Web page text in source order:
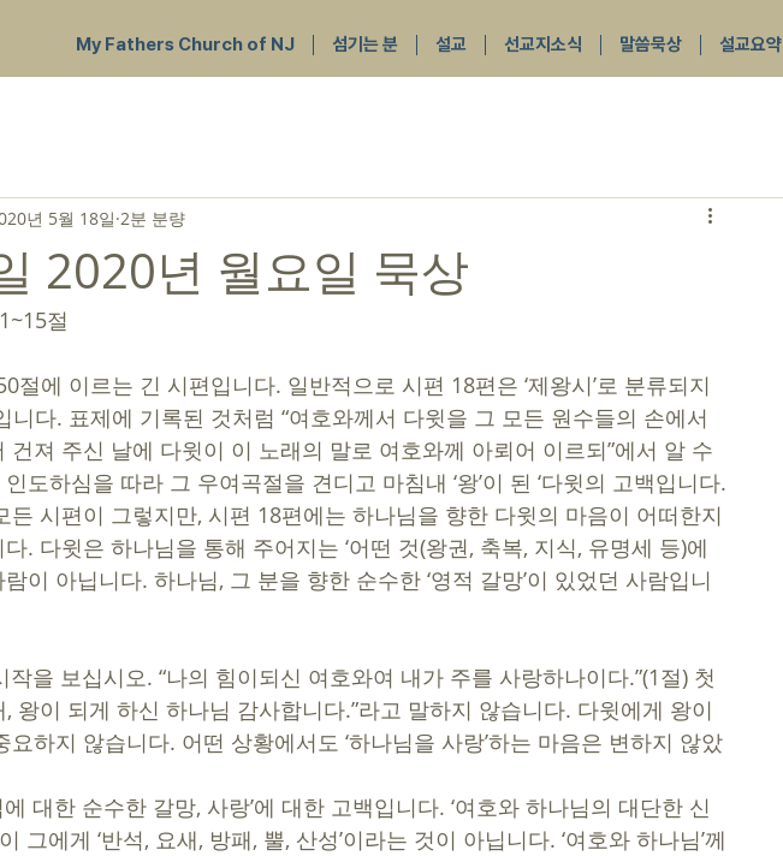
My Fathers Church of NJ 섬기는 분 설교 선교지소식 말씀묵상 설교요약
2020년 월요일 묵상
년 5월 18일 2분 분량
절
니다. 표제에 기록된 것처럼 “여호와께서 다윗을 그 모든 원수들의 손에서
건져 주신 날에 다윗이 이 노래의 말로 여호와께 아뢰어 이르되”에서 알 수
도하심을 따라 그 우여곡절을 견디고 마침내 ‘왕’이 된 ‘다윗의 고백입니다.
. 다윗은 하나님을 통해 주어지는 ‘어떤 것(왕권, 축복, 지식, 유명세 등)에
이 아닙니다. 하나님, 그 분을 향한 순수한 ‘영적 갈망’이 있었던 사람입니
작을 보십시오. “나의 힘이되신 여호와여 내가 주를 사랑하나이다.”(1절) 첫
, 왕이 되게 하신 하나님 감사합니다.”라고 말하지 않습니다. 다윗에게 왕이
요하지 않습니다. 어떤 상황에서도 ‘하나님을 사랑’하는 마음은 변하지 않았
에 대한 순수한 갈망, 사랑’에 대한 고백입니다. ‘여호와 하나님의 대단한 신
그에게 ‘반석, 요새, 방패, 뿔, 산성’이라는 것이 아닙니다. ‘여호와 하나님’께